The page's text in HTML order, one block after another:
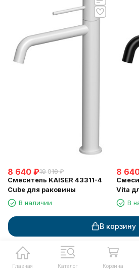
В корзину
8 640 ₽19 010 ₽
Смеситель KAISER 43311-4
Cube для раковины
В наличии
Купить в 1 клик
Запрос счета для юрлиц
8
Vita
В
Главная Каталог Корзина